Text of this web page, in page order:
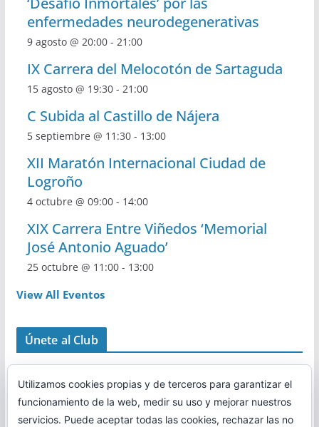
enfermedades neurodegenerativas
9 agosto @ 20:00- 21:00
IX Carrera del Melocotón de Sartaguda
15 agosto @ 19:30- 21:00
C Subida al Castillo de Nájera
5 septiembre @ 11:30- 13:00
XII Maratón Internacional Ciudad de
Logroño
4 octubre @ 09:00- 14:00
XIX Carrera Entre Viñedos ‘Memorial
José Antonio Aguado’
25 octubre @ 11:00- 13:00
View All Eventos
Únete al Club
Utilizamos cookies propias y de terceros para garantizar el
funcionamiento de la web, medir su uso y mejorar nuestros
servicios. Puede aceptar todas las cookies, rechazar las no